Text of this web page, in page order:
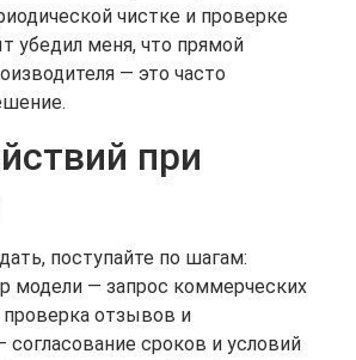
чистке и проверке
убедил меня, что прямой
— это часто
при
поступайте по шагам:
модели — запрос коммерческих
отзывов и
сроков и условий